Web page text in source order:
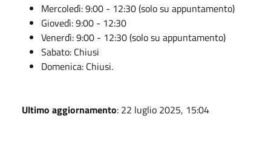
Mercoledì: 9:00 - 12:30 (solo su appuntamento)
Giovedì: 9:00 - 12:30
Venerdì: 9:00 - 12:30 (solo su appuntamento)
Sabato: Chiusi
Domenica: Chiusi.
Ultimo aggiornamento: 22 luglio 2025, 15:04